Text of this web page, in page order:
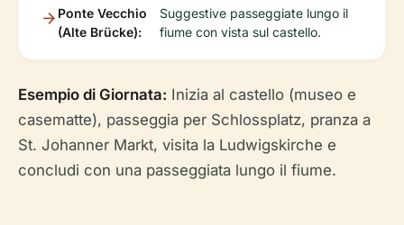
Ponte Vecchio
(Alte Brücke):
Suggestive passeggiate lungo il
fiume con vista sul castello.
Esempio di Giornata: Inizia al castello (museo e
casematte), passeggia per Schlossplatz, pranza a
St. Johanner Markt, visita la Ludwigskirche e
concludi con una passeggiata lungo il fiume.